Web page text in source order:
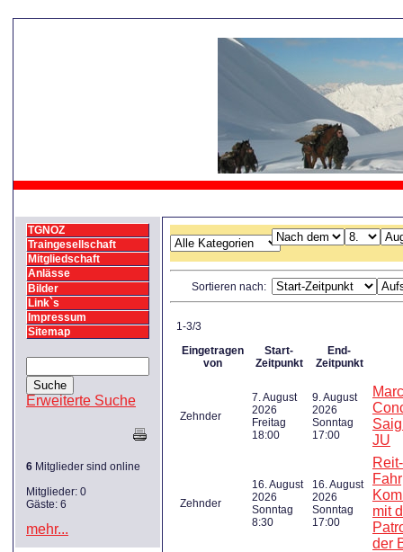
TGNOZ
Traingesellschaft
Mitgliedschaft
Anlässe
Bilder
Link`s
Impressum
Sitemap
Erweiterte Suche
6 Mitglieder sind online
Mitglieder: 0
Gäste: 6
mehr...
Sortieren nach:
1-3/3
Eingetragen
von
Start-
Zeitpunkt
End-
Zeitpunkt
Zehnder
7. August
2026
Freitag
18:00
9. August
2026
Sonntag
17:00
JU
Zehnder
16. August
2026
Sonntag
8:30
16. August
2026
Sonntag
17:00
mit
der